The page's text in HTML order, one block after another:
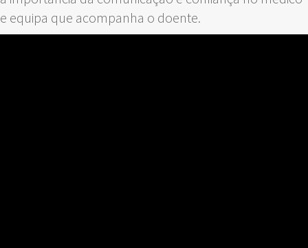
e equipa que acompanha o doente.